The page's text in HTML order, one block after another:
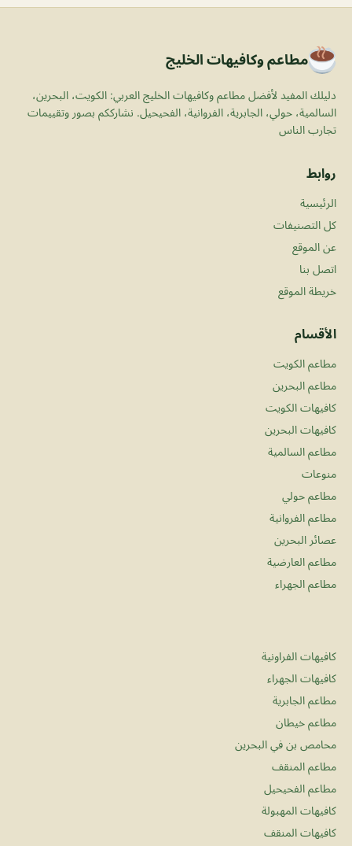
مطاعم وكافيهات الخليج
دليلك المفيد لأفضل مطاعم وكافيهات الخليج العربي: الكويت، البحرين،
السالمية، حولي، الجابرية، الفروانية، الفحيحيل. نشارككم بصور وتقييمات
تجارب الناس
روابط
الرئيسية
كل التصنيفات
عن الموقع
اتصل بنا
خريطة الموقع
الأقسام
مطاعم الكويت
مطاعم البحرين
كافيهات الكويت
كافيهات البحرين
مطاعم السالمية
منوعات
مطاعم حولي
مطاعم الفروانية
عصائر البحرين
مطاعم العارضية
مطاعم الجهراء
كافيهات الفراونية
كافيهات الجهراء
مطاعم الجابرية
مطاعم خيطان
محامص بن في البحرين
مطاعم المنقف
مطاعم الفحيحيل
كافيهات المهبولة
كافيهات المنقف